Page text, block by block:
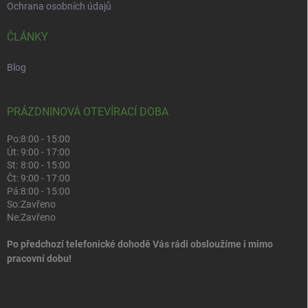
Ochrana osobních údajů
ČLÁNKY
Blog
PRÁZDNINOVÁ OTEVÍRACÍ DOBA
Po:8:00 - 15:00
Út:9:00 - 17:00
St: 8:00 - 15:00
Čt:9:00 - 17:00
Pá:8:00 - 15:00
So:Zavřeno
Ne:Zavřeno
Po předchozí telefonické dohodě Vás rádi obsloužíme i mimo
pracovní dobu!